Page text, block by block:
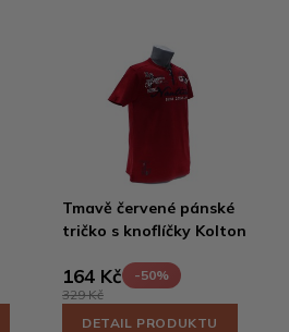
Tmavě červené pánské
tričko s knoflíčky Kolton
164 Kč
-50%
329 Kč
DETAIL PRODUKTU